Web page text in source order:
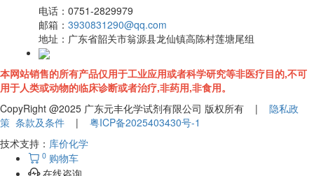
电话： 0751-2829979
邮箱： 3930831290@qq.com
地址： 广东省韶关市翁源县龙仙镇高陈村莲塘尾组
本网站销售的所有产品仅用于工业应用或者科学研究等非医疗目的,不可
用于人类或动物的临床诊断或者治疗,非药用,非食用。
CopyRight @2025 广东元丰化学试剂有限公司 版权所有 | 隐私政
策 条款及条件 | 粤ICP备2025403430号-1
技术支持： 库价化学
0 购物车